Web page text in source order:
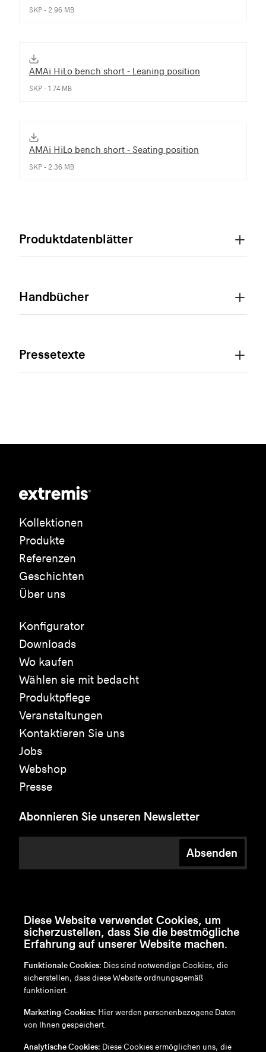
SKP - 2.96 MB
AMAi HiLo bench short - Leaning position
SKP - 1.74 MB
AMAi HiLo bench short - Seating position
SKP - 2.36 MB
Produktdatenblätter
Handbücher
Pressetexte
Kollektionen
Produkte
Referenzen
Geschichten
Über uns
Konfigurator
Downloads
Wo kaufen
Wählen sie mit bedacht
Produktpflege
Veranstaltungen
Kontaktieren Sie uns
Jobs
Webshop
Presse
Abonnieren Sie unseren Newsletter
Absenden
en/nl/fr/de
Disclaimer
Cookie-Richtlinie
Diese Website verwendet Cookies, um
sicherzustellen, dass Sie die bestmögliche
Erfahrung auf unserer Website machen.
Funktionale Cookies: Dies sind notwendige Cookies, die
sicherstellen, dass diese Website ordnungsgemäß
funktioniert.
Marketing-Cookies: Hier werden personenbezogene Daten
von Ihnen gespeichert.
Analytische Cookies: Diese Cookies ermöglichen uns, die